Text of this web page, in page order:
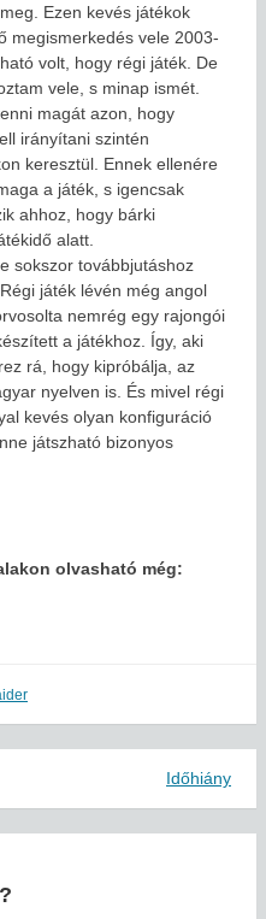
Ezen kevés játékok
megismerkedés vele 2003-
volt, hogy régi játék. De
vele, s minap ismét.
magát azon, hogy
irányítani szintén
keresztül. Ennek ellenére
a játék, s igencsak
ahhoz, hogy bárki
alatt.
sokszor továbbjutáshoz
játék lévén még angol
nemrég egy rajongói
a játékhoz. Így, aki
rá, hogy kipróbálja, az
nyelven is. És mivel régi
kevés olyan konfiguráció
játszható bizonyos
olvasható még:
Időhiány